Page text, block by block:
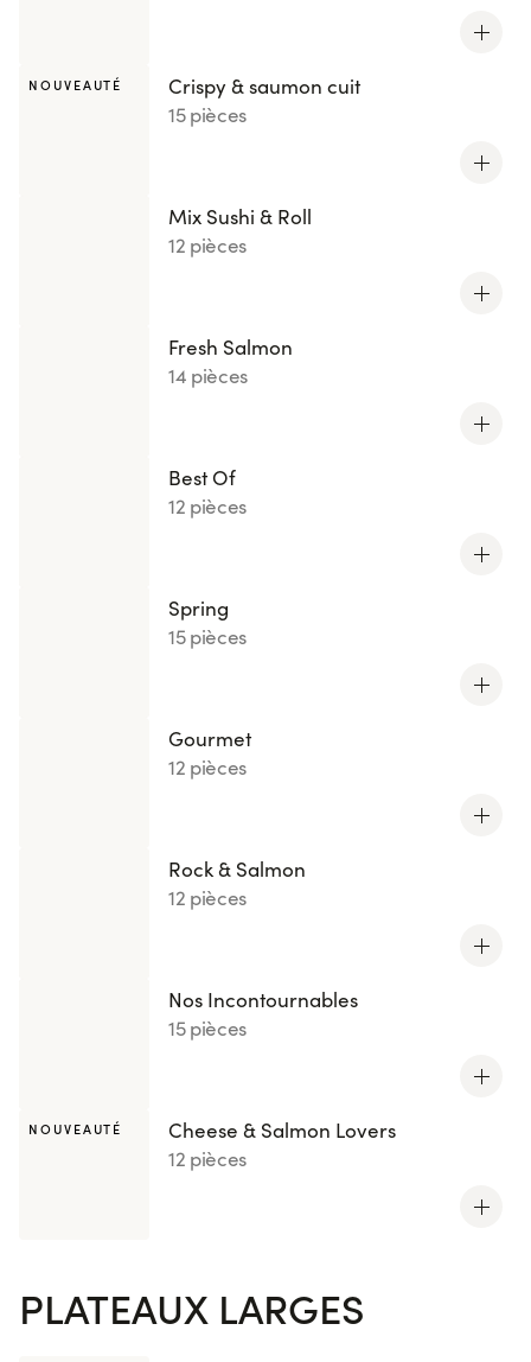
NOUVEAUTÉ
Crispy & saumon cuit
15 pièces
Mix Sushi & Roll
12 pièces
Fresh Salmon
14 pièces
Best Of
12 pièces
Spring
15 pièces
Gourmet
12 pièces
Rock & Salmon
12 pièces
Nos Incontournables
15 pièces
NOUVEAUTÉ
Cheese & Salmon Lovers
12 pièces
PLATEAUX LARGES